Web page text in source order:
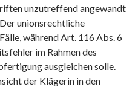
unzutreffend angewandt
unionsrechtliche
während Art. 116 Abs. 6
im Rahmen des
ausgleichen solle.
der Klägerin in den